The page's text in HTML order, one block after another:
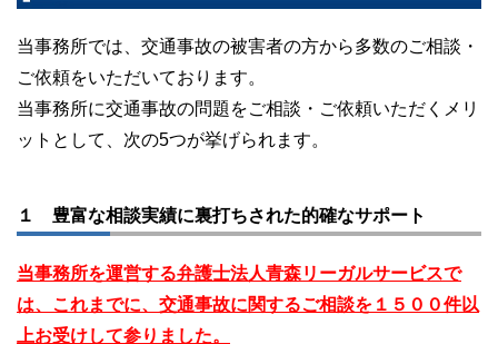
当事務所では、交通事故の被害者の方から多数のご相談・
ご依頼をいただいております。
当事務所に交通事故の問題をご相談・ご依頼いただくメリ
ットとして、次の5つが挙げられます。
１ 豊富な相談実績に裏打ちされた的確なサポート
当事務所を運営する弁護士法人青森リーガルサービスで
は、これまでに、交通事故に関するご相談を１５００件以
上お受けして参りました。